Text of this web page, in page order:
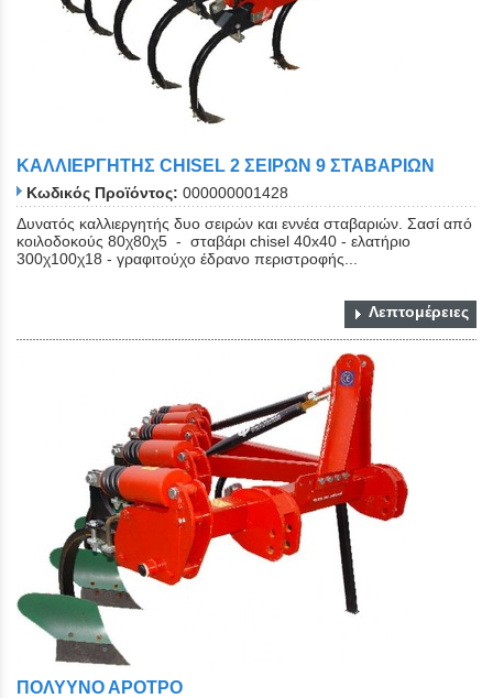
ΚΑΛΛΙΕΡΓHΤΗΣ CHISEL 2 ΣΕΙΡΩΝ 9 ΣΤΑΒΑΡΙΩΝ
Κωδικός Προϊόντος: 000000001428
Δυνατός καλλιεργητής δυο σειρών και εννέα σταβαριών. Σασί από
κοιλοδοκούς 80χ80χ5 - σταβάρι chisel 40x40 - ελατήριο
300χ100χ18 - γραφιτούχο έδρανο περιστροφής...
Λεπτομέρειες
ΠΟΛΥΥΝΟ ΑΡΟΤΡΟ